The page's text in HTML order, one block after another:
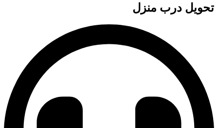
تحویل درب منزل